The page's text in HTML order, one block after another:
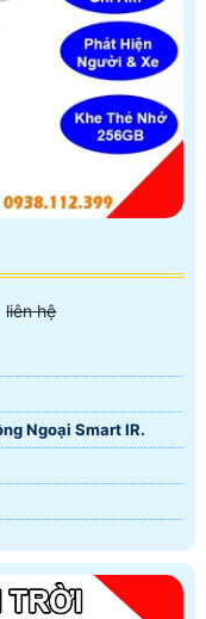
liên hệ
Ngoại Smart IR.